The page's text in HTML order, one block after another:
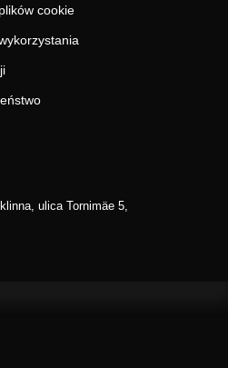
cookie
ulica Tornimäe 5,